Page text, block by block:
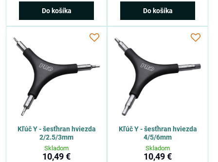
Do košíka Do košíka
Kľúč Y - šesťhran hviezda
2/2.5/3mm
Skladom
10,49 €
Kľúč Y - šesťhran hviezda
4/5/6mm
Skladom
10,49 €